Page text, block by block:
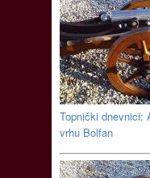
Topnički dnevnici:
vrhu Bolfan